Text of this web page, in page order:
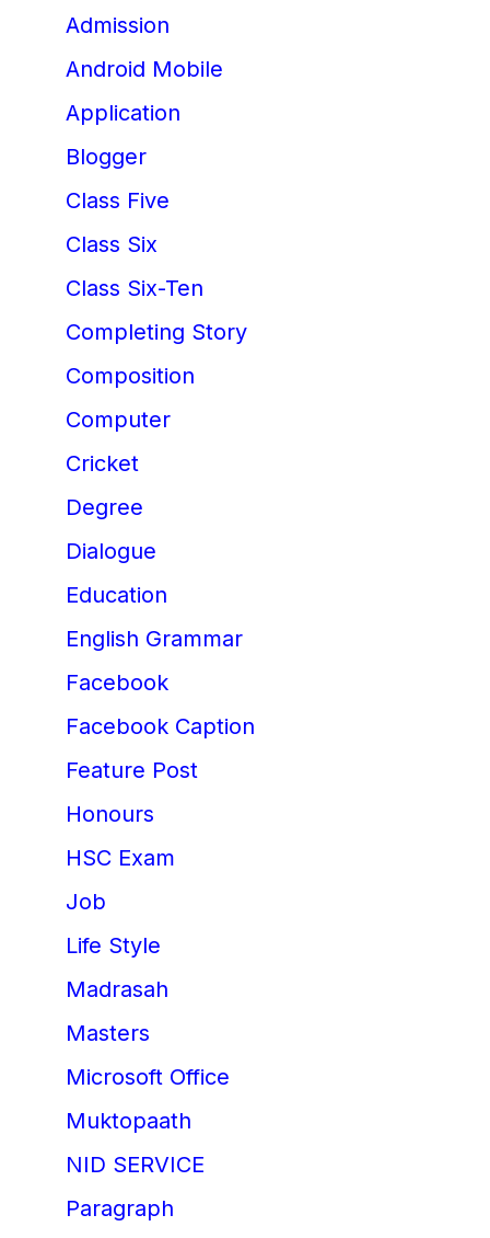
Admission
Android Mobile
Application
Blogger
Class Five
Class Six
Class Six-Ten
Completing Story
Composition
Computer
Cricket
Degree
Dialogue
Education
English Grammar
Facebook
Facebook Caption
Feature Post
Honours
HSC Exam
Job
Life Style
Madrasah
Masters
Microsoft Office
Muktopaath
NID SERVICE
Paragraph